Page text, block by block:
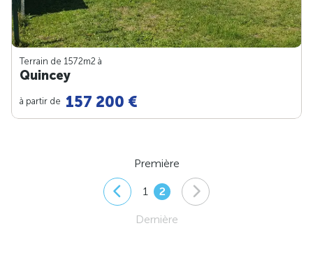
Terrain de 1572m2 à
Quincey
à partir de 157 200 €
Première
1 2
Dernière